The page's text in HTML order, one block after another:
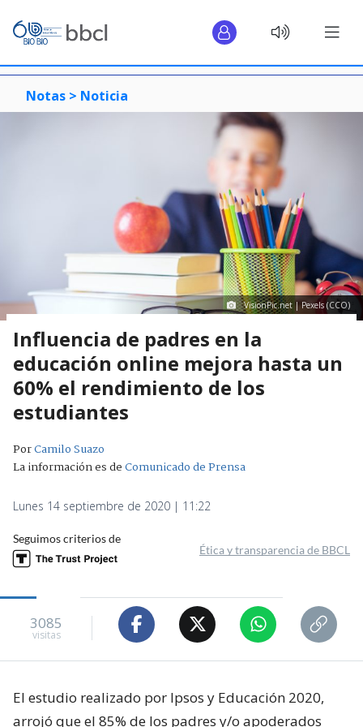
Notas > Noticia
VisionPic.net | Pexels (CCO)
Influencia de padres en la
educación online mejora hasta un
60% el rendimiento de los
estudiantes
PorCamilo Suazo
La información es deComunicado de Prensa
Lunes 14 septiembre de 2020 | 11:22
Seguimos criterios de
Ética y transparencia de BBCL
3085
visitas
El estudio realizado por Ipsos y Educación 2020,
arrojó que el 85% de los padres y/o apoderados